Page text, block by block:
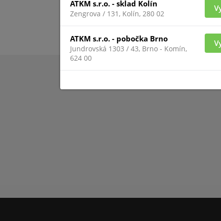
ATKM s.r.o. - sklad Kolín
Zengrova / 131, Kolín, 280 02
ATKM s.r.o. - pobočka Brno
Jundrovská 1303 / 43, Brno - Komín,
624 00